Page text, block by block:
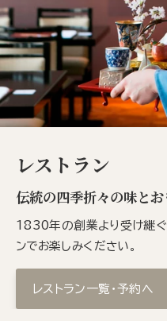
レストラン
伝統の四季折々の味と
1830年の創業より受け継ぐ
ンでお楽しみください。
レストラン一覧・予約へ